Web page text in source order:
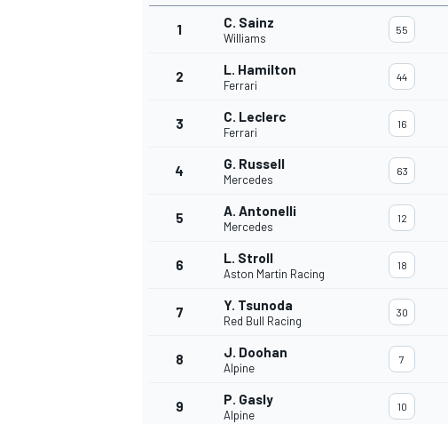
1 C. Sainz
Williams
55
2 L. Hamilton
Ferrari
44
3 C. Leclerc
Ferrari
16
4 G. Russell
Mercedes
63
5 A. Antonelli
Mercedes
12
6 L. Stroll
Aston Martin Racing
18
7 Y. Tsunoda
Red Bull Racing
30
8 J. Doohan
Alpine
7
9 P. Gasly
Alpine
10